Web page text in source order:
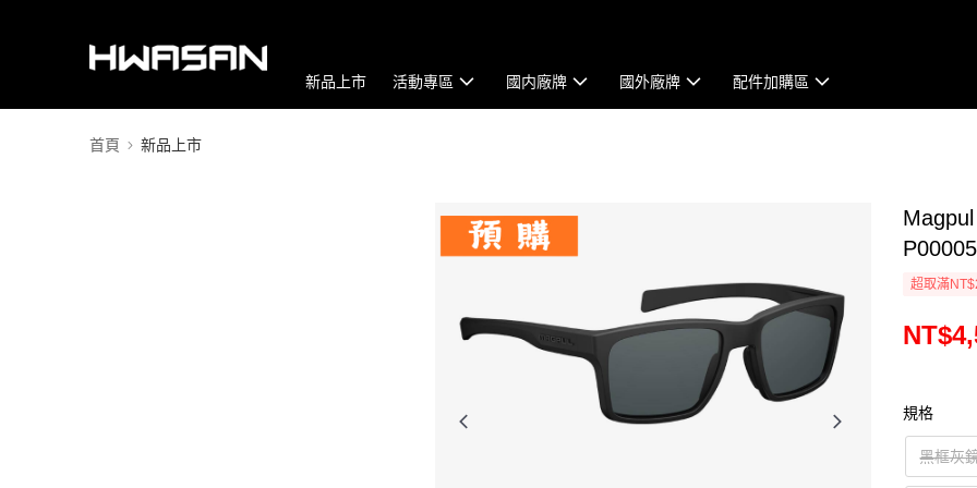
新品上市 活動專區 國内廠牌 國外廠牌 配件加購區
首頁 新品上市
超取滿
規格
黑框灰